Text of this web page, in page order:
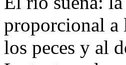
proporcional a
los peces y al